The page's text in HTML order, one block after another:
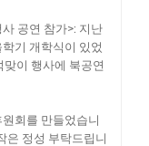
공연 참가>: 지난
기 개학식이 있었
이 행사에 북공연
회를 만들었습니
은 정성 부탁드립니